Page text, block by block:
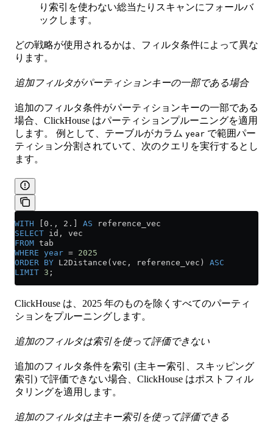
り索引を使わない総当たりスキャンにフォールバ
ックします。
どの戦略が使用されるかは、フィルタ条件によって異な
ります。
追加フィルタがパーティションキーの一部である場合
追加のフィルタ条件がパーティションキーの一部である
場合、ClickHouse はパーティションプルーニングを適用
します。 例として、テーブルがカラム year で範囲パー
ティション分割されていて、次のクエリを実行するとし
ます。
WITH [0., 2.] AS reference_vec
SELECT id, vec
FROM tab
WHERE year = 2025
ORDER BY L2Distance(vec, reference_vec) ASC
LIMIT 3 ;
ClickHouse は、2025 年のものを除くすべてのパーティ
ションをプルーニングします。
追加のフィルタは索引を使って評価できない
追加のフィルタ条件を索引 (主キー索引、スキッピング
索引) で評価できない場合、ClickHouse はポストフィル
タリングを適用します。
追加のフィルタは主キー索引を使って評価できる